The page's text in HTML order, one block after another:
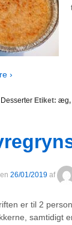
›
Desserter Etiket: æg,
26/01/2019 af
er til 2
samtidigt